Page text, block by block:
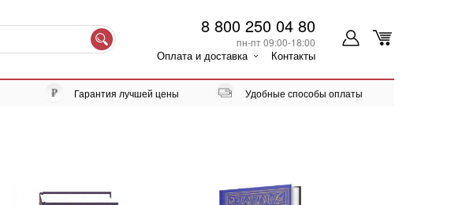
8 800 250 04 80
пн-пт 09:00-18:00
Оплата и доставка Контакты
Гарантия лучшей цены Удобные способы оплаты